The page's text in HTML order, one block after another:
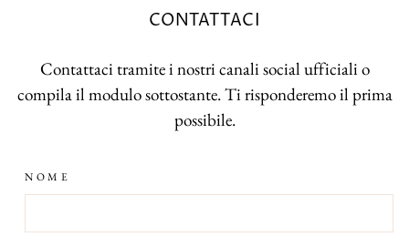
CONTATTACI
Contattaci tramite i nostri canali social ufficiali o
compila il modulo sottostante. Ti risponderemo il prima
possibile.
NOME